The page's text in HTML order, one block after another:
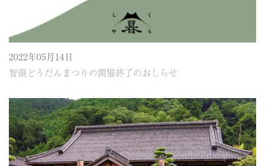
2022年05月14日
智頭どうだんまつりの開催終了のおしらせ